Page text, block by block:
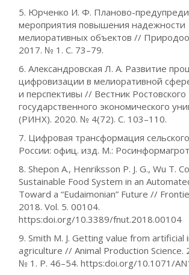
5. Юрченко И. Ф. Планово-
мероприятия повышения надежности
мелиоративных объектов //
2017. № 1. С. 73–79.
6. Александровская Л. А. Развитие
цифровизации в мелиоративной
и перспективы // Вестник Ростовского
государственного экономического
(РИНХ). 2020. № 4(72). С. 103–110.
7. Цифровая трансформация
России: офиц. изд. М.:
8. Shepon A., Henriksson P. J. G., Wu T.
Sustainable Food System in an
Toward a “Eudaimonian” Future //
2018. Vol. 5. 00104.
https:doi.org/10.3389/fnut.2018.00104
9. Smith M. J. Getting value from artificial
agriculture // Animal Production Science.
№ 1. P. 46–54. https:doi.org/10.1071/